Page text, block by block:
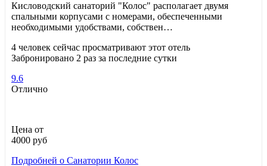
Кисловодский санаторий "Колос" располагает двумя
спальными корпусами с номерами, обеспеченными
необходимыми удобствами, собствен…
4 человек сейчас просматривают этот отель
Забронировано 2 раз за последние сутки
9.6
Отлично
Цена от
4000 руб
Подробней о Санатории Колос